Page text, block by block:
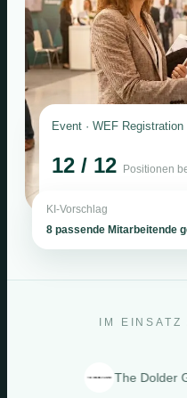
Event · WEF Registration
12 / 12 Positionen
KI-Vorschlag
8 passende Mitarbeitende
IM
The Dolder Grand